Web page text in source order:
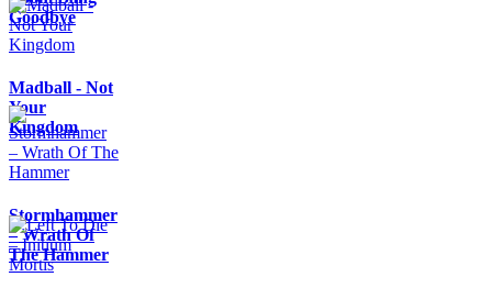
Goodbye
Madball - Not
Your
Kingdom
Stormhammer
– Wrath Of
The Hammer